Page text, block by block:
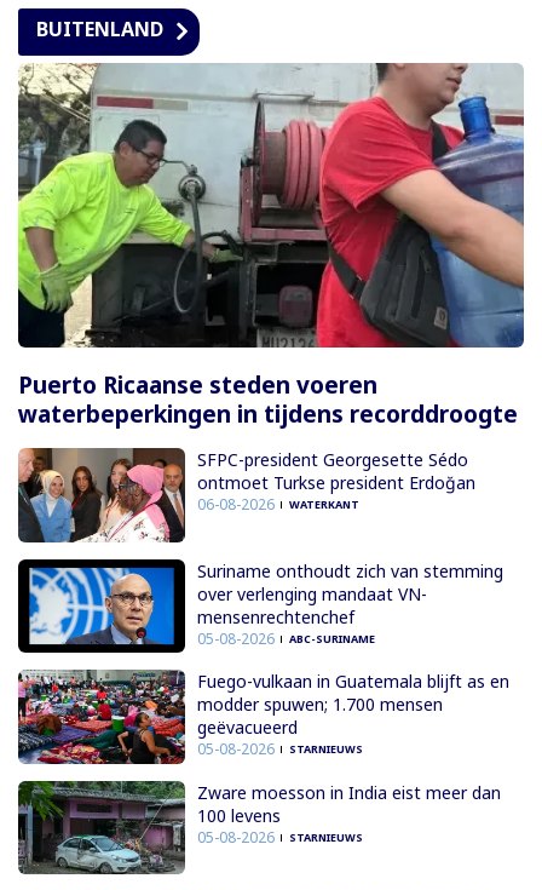
BUITENLAND
Puerto Ricaanse steden voeren
waterbeperkingen in tijdens recorddroogte
SFPC-president Georgesette Sédo
ontmoet Turkse president Erdoğan
06-08-2026 WATERKANT
Suriname onthoudt zich van stemming
over verlenging mandaat VN-
mensenrechtenchef
05-08-2026 ABC-SURINAME
Fuego-vulkaan in Guatemala blijft as en
modder spuwen; 1.700 mensen
geëvacueerd
05-08-2026 STARNIEUWS
Zware moesson in India eist meer dan
100 levens
05-08-2026 STARNIEUWS